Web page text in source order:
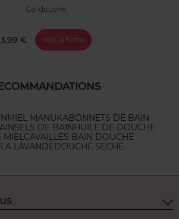
Gel douche
3,99 € Voir la fiche
MIEL MANUKABONNETS DE BAIN
SELS DE BAINHUILE DE DOUCHE
MIELCAVAILLES BAIN DOUCHE
LAVANDEDOUCHE SECHE